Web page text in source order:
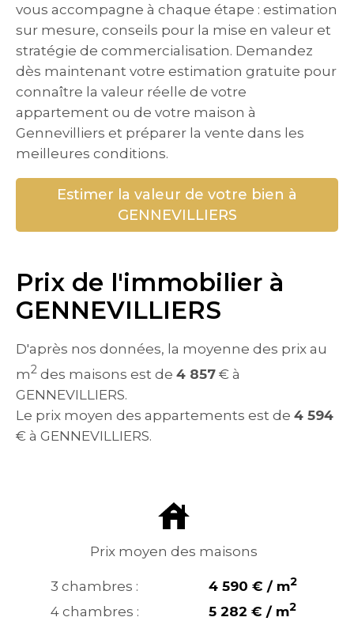
vous accompagne à chaque étape : estimation
sur mesure, conseils pour la mise en valeur et
stratégie de commercialisation. Demandez
dès maintenant votre estimation gratuite pour
connaître la valeur réelle de votre
appartement ou de votre maison à
Gennevilliers et préparer la vente dans les
meilleures conditions.
Estimer la valeur de votre bien à
GENNEVILLIERS
Prix de l'immobilier à
GENNEVILLIERS
D'après nos données, la moyenne des prix au
m2 des maisons est de 4 857 € à
GENNEVILLIERS.
Le prix moyen des appartements est de 4 594
€ à GENNEVILLIERS.
Prix moyen des maisons
3 chambres : 4 590 € / m2
4 chambres : 5 282 € / m2